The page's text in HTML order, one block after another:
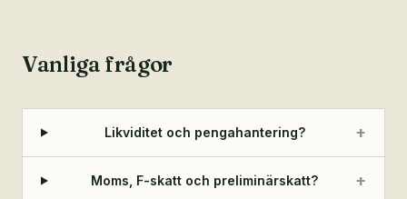
Vanliga frågor
Likviditet och pengahantering? +
Moms, F-skatt och preliminärskatt? +